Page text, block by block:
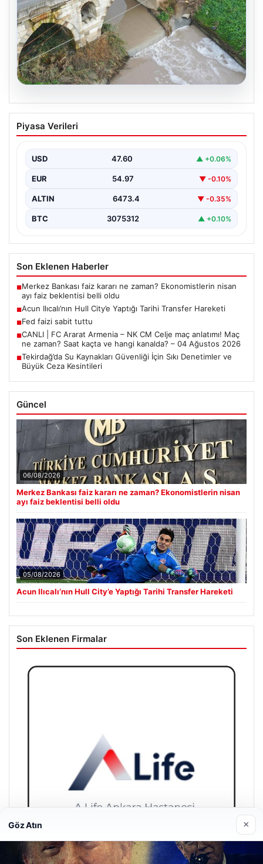
03.08.2026
Tekirdağ’da Su Kaynakları Güvenliği İçin
Sıkı Denetimler ve Büyük Ceza
Türkiye’nin Marmara bölgesindeki önemli tarım ve
çalışmalarını…
Piyasa Verileri
USD 47.60 ▲ +0.06%
EUR 54.97 ▼ -0.10%
ALTIN 6473.4 ▼ -0.35%
BTC 3075312 ▲ +0.10%
Son Eklenen Haberler
■Merkez Bankası faiz kararı ne zaman? Ekonomistlerin nisan
ayı faiz beklentisi belli oldu
■Acun Ilıcalı’nın Hull City’e Yaptığı Tarihi Transfer Hareketi
■Fed faizi sabit tuttu
■CANLI | FC Ararat Armenia – NK CM Celje maç anlatımı! Maç
ne zaman? Saat kaçta ve hangi kanalda? – 04 Ağustos 2026
■Tekirdağ’da Su Kaynakları Güvenliği İçin Sıkı Denetimler ve
Büyük Ceza Kesintileri
Güncel
06/08/2026
Merkez Bankası faiz kararı ne zaman? Ekonomistlerin nisan
ayı faiz beklentisi belli oldu
05/08/2026
Acun Ilıcalı’nın Hull City’e Yaptığı Tarihi Transfer Hareketi
Son Eklenen Firmalar
Göz Atın ×